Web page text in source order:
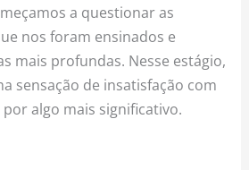
a questionar as
nos foram ensinados e
mais profundas. Nesse estágio,
sensação de insatisfação com
algo mais significativo.